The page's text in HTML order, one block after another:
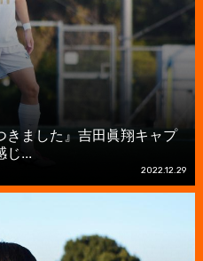
きました』吉田眞翔キャプ
じ...
2022.12.29